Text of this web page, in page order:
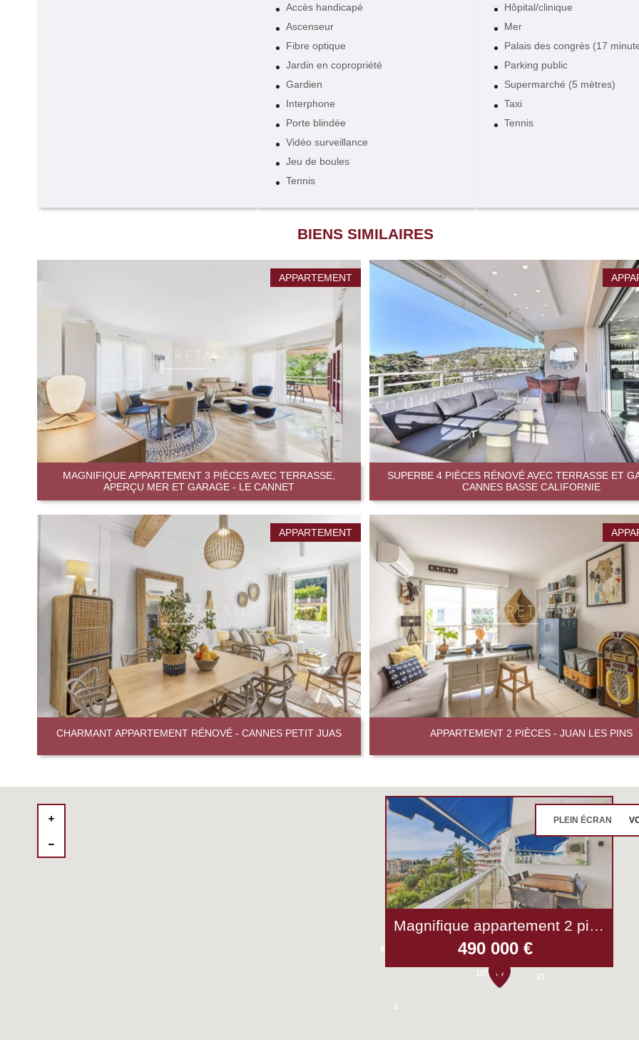
Accès handicapé
Ascenseur
Fibre optique
Jardin en copropriété
Gardien
Interphone
Porte blindée
Vidéo surveillance
Jeu de boules
Tennis
Hôpital/clinique
Mer
Palais des congrès (17
Parking public
Supermarché (5 mètres)
Taxi
Tennis
BIENS SIMILAIRES
APPARTEMENT
MAGNIFIQUE APPARTEMENT 3 PIÈCES AVEC TERRASSE,
APERÇU MER ET GARAGE - LE CANNET
SUPERBE 4 PIÈCES RÉNOVÉ AVEC TERRASSE ET
CANNES BASSE CALIFORNIE
APPARTEMENT
CHARMANT APPARTEMENT RÉNOVÉ - CANNES PETIT JUAS APPARTEMENT 2 PIÈCES - JUAN LES PINS
107
8
53
23
14
3
Magnifique appartement 2 pièces avec terrasses vue sur le parc et aperçu mer - Cannes Montfleury
490 000 €
PLEIN ÉCRAN